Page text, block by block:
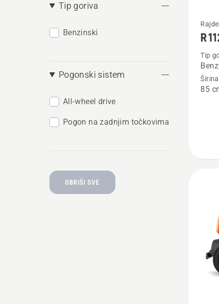
Tip goriva
Benzinski
Pogonski sistem
All-wheel drive
Pogon na zadnjim točkovima
OBRIŠI SVE
više
detalja
R 112C
R
Tip
85